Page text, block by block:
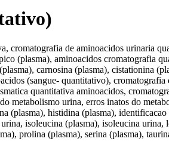
cromatografia de aminoacidos urinaria
(plasma), aminoacidos cromatografia
carnosina (plasma), cistationina
(sangue- quantitativo),
quantitativa aminoacidos,
metabolismo urina, erros inatos do
(plasma), histidina (plasma),
isoleucina (plasma), isoleucina
prolina (plasma), serina (plasma),